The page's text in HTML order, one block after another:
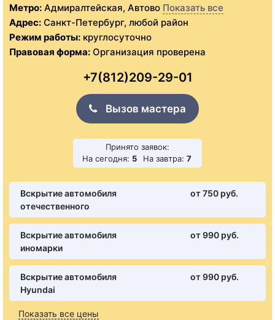
Метро: Адмиралтейская, Автово Показать все
Адрес: Санкт-Петербург, любой район
Режим работы: круглосуточно
Правовая форма: Организация проверена
+7(812)209-29-01
Вызов мастера
Принято заявок:
На сегодня: 5 На завтра: 7
Вскрытие автомобиля
отечественного
от 750 pуб.
Вскрытие автомобиля
иномарки
от 990 pуб.
Вскрытие автомобиля
Hyundai
от 990 pуб.
Показать все цены